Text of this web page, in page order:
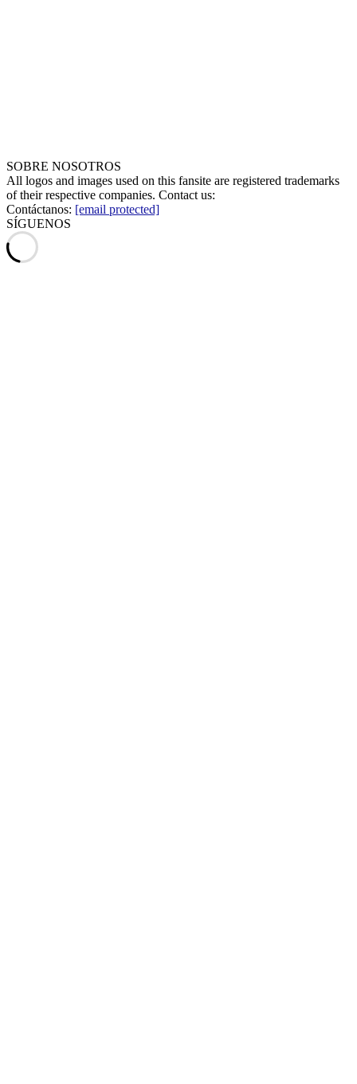
SOBRE NOSOTROS
All logos and images used on this fansite are registered trademarks
of their respective companies. Contact us:
Contáctanos: [email protected]
SÍGUENOS